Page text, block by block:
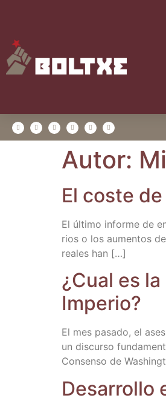
Autor:
El cos­te
El últi­mo infor­me de
rios o los aumen­tos
reales han […]
¿Cual es
Imperio?
El mes pasa­do, el
un dis­cur­so
Con­sen­so de
Desa­rro­llo